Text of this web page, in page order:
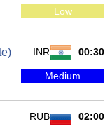
Low
00:30
INR
Medium
02:00
RUB